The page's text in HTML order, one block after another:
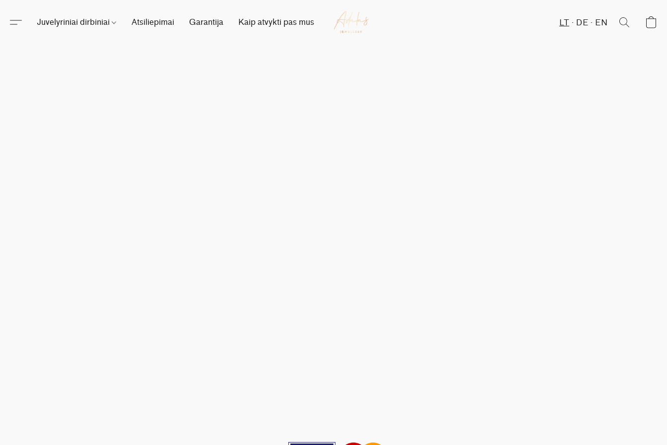
Juvelyriniai dirbiniai Atsiliepimai Garantija Kaip atvykti pas mus LT DE EN